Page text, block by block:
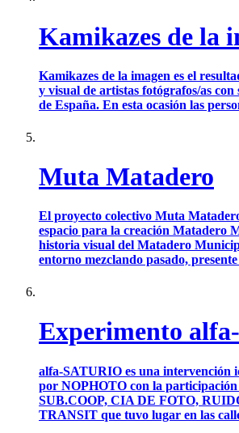
Kamikazes de la
Kamikazes de la imagen es el
y visual de artistas fotógrafos/as
de España. En esta ocasión las
Muta Matadero
El proyecto colectivo Muta
espacio para la creación Matadero
historia visual del Matadero
entorno mezclando pasado,
Experimento
alfa-SATURIO es una intervención
por NOPHOTO con la participación
SUB.COOP, CIA DE FOTO,
TRANSIT que tuvo lugar en las